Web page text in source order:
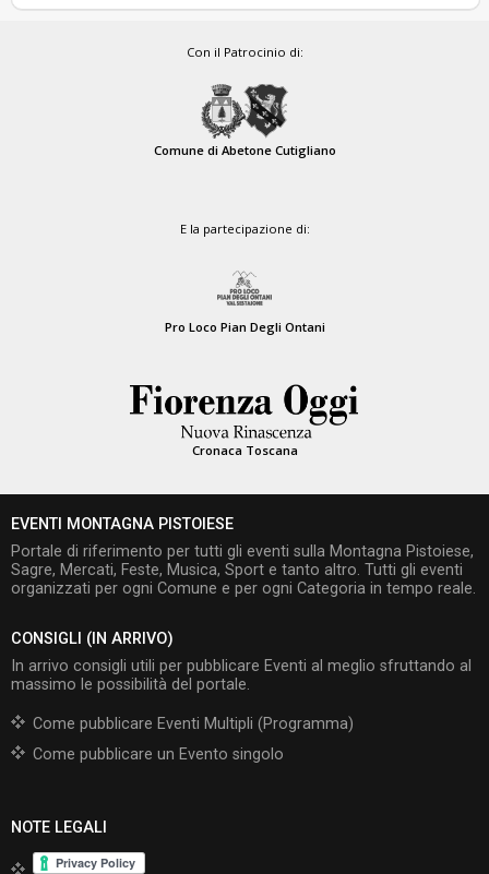
Con il Patrocinio di:
Comune di Abetone Cutigliano
E la partecipazione di:
Pro Loco Pian Degli Ontani
Cronaca Toscana
EVENTI MONTAGNA PISTOIESE
Portale di riferimento per tutti gli eventi sulla Montagna Pistoiese,
Sagre, Mercati, Feste, Musica, Sport e tanto altro. Tutti gli eventi
organizzati per ogni Comune e per ogni Categoria in tempo reale.
CONSIGLI (IN ARRIVO)
In arrivo consigli utili per pubblicare Eventi al meglio sfruttando al
massimo le possibilità del portale.
Come pubblicare Eventi Multipli (Programma)
Come pubblicare un Evento singolo
NOTE LEGALI